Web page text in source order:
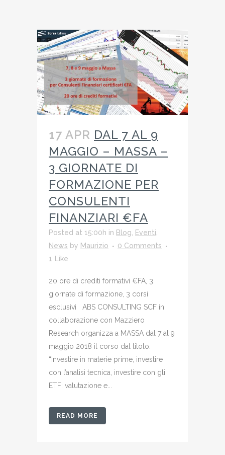
17 APR DAL 7 AL 9
MAGGIO – MASSA –
3 GIORNATE DI
FORMAZIONE PER
CONSULENTI
FINANZIARI €FA
Posted at 15:00h in Blog Eventi
News by Maurizio
0 Comments
1
Like
20 ore di crediti formativi €FA, 3
giornate di formazione, 3 corsi
esclusivi ABS CONSULTING SCF in
collaborazione con Mazziero
Research organizza a MASSA dal 7 al 9
maggio 2018 il corso dal titolo:
“Investire in materie prime, investire
con l’analisi tecnica, investire con gli
ETF: valutazione e...
READ MORE